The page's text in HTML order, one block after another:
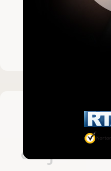
Pas